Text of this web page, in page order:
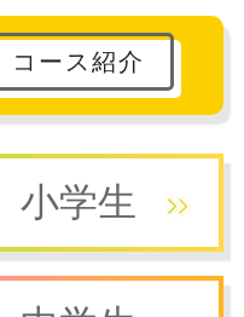
コース紹介
小学生